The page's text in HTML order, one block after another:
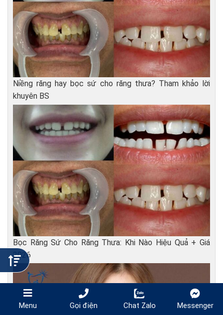
Niềng răng hay bọc sứ cho răng thưa? Tham khảo lời
khuyên BS
Bọc Răng Sứ Cho Răng Thưa: Khi Nào Hiệu Quả + Giá
2026
Menu Gọi điện Chat Zalo Messenger